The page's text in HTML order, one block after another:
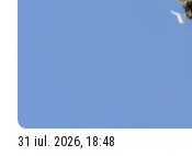
31 iul. 2026, 18:48